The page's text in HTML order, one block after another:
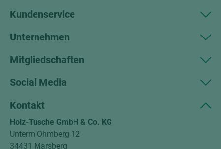
Kundenservice
Unternehmen
Mitgliedschaften
Social Media
Kontakt
Holz-Tusche GmbH & Co. KG
Unterm Ohmberg 12
34431 Marsberg